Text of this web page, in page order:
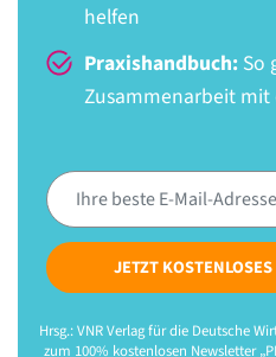
helfen
Praxishandbuch: So
Zusammenarbeit mit
JETZT
Hrsg.: VNR Verlag für die Deutsche
zum 100% kostenlosen Newsletter